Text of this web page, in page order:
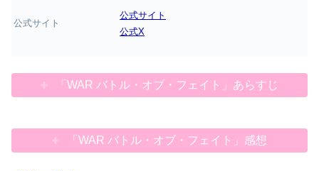
公式サイト
公式サイト
公式X
「WAR バトル・オブ・フェイト」あらすじ
「WAR バトル・オブ・フェイト」感想